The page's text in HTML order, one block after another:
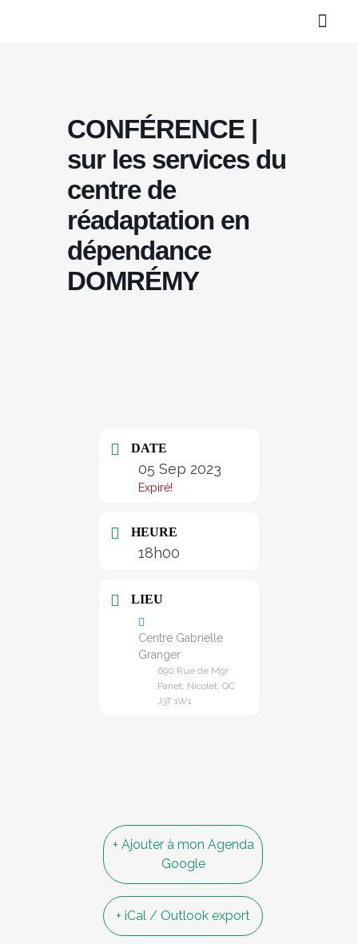
CONFÉRENCE |
sur les services du
centre de
réadaptation en
dépendance
DOMRÉMY
DATE
05 Sep 2023
Expiré!
HEURE
18h00
LIEU
Centre Gabrielle
Granger
690 Rue de Mgr
Panet, Nicolet, QC
J3T 1W1
+ Ajouter à mon Agenda
Google
+ iCal / Outlook export